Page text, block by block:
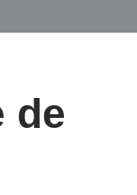
de